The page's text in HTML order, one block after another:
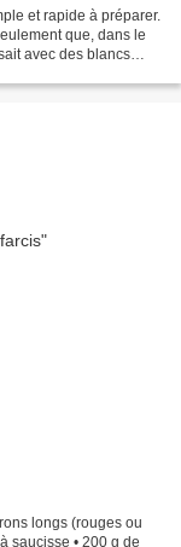
et rapide à préparer.
que, dans le
avec des blancs
longs (rouges ou
saucisse • 200 g de